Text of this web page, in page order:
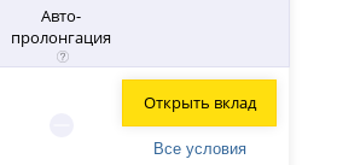
Авто-
пролонгация
Все условия
Открыть вклад